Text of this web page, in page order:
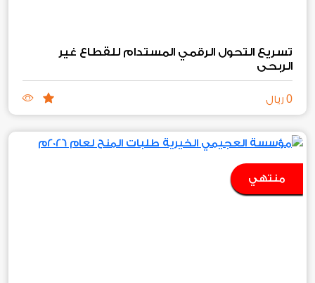
تسريع التحول الرقمي المستدام للقطاع غير
الربحي
0 ريال
منتهي